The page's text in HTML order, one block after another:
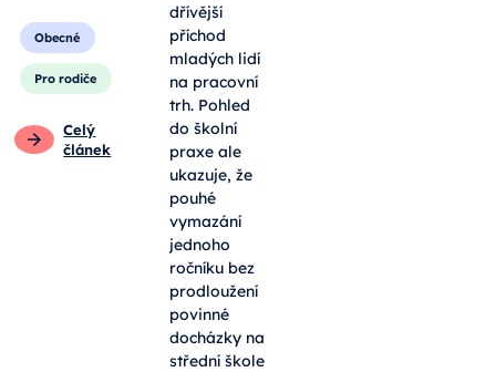
Obecné
Pro rodiče
Celý
článek
dřívější
příchod
mladých lidí
na pracovní
trh. Pohled
do školní
praxe ale
ukazuje, že
pouhé
vymazání
jednoho
ročníku bez
prodloužení
povinné
docházky na
střední škole